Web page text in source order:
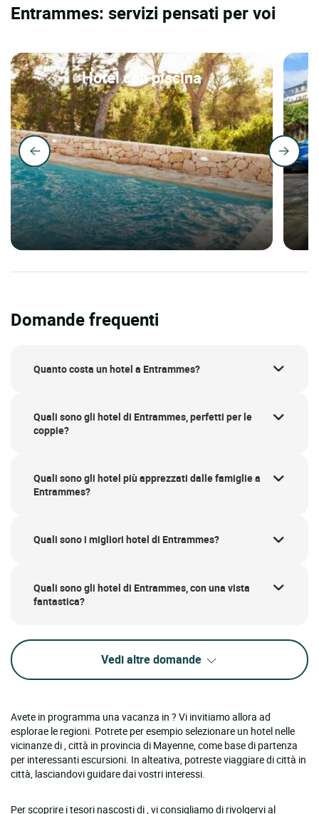
Entrammes: servizi pensati per voi
Hotel con piscina
Domande frequenti
Quanto costa un hotel a Entrammes?
Quali sono gli hotel di Entrammes, perfetti per le
coppie?
Quali sono gli hotel più apprezzati dalle famiglie a
Entrammes?
Quali sono i migliori hotel di Entrammes?
Quali sono gli hotel di Entrammes, con una vista
fantastica?
Vedi altre domande
Avete in programma una vacanza in ? Vi invitiamo allora ad
esplorae le regioni. Potrete per esempio selezionare un hotel nelle
vicinanze di , città in provincia di Mayenne, come base di partenza
per interessanti escursioni. In alteativa, potreste viaggiare di città in
città, lasciandovi guidare dai vostri interessi.
Per scoprire i tesori nascosti di , vi consigliamo di rivolgervi al